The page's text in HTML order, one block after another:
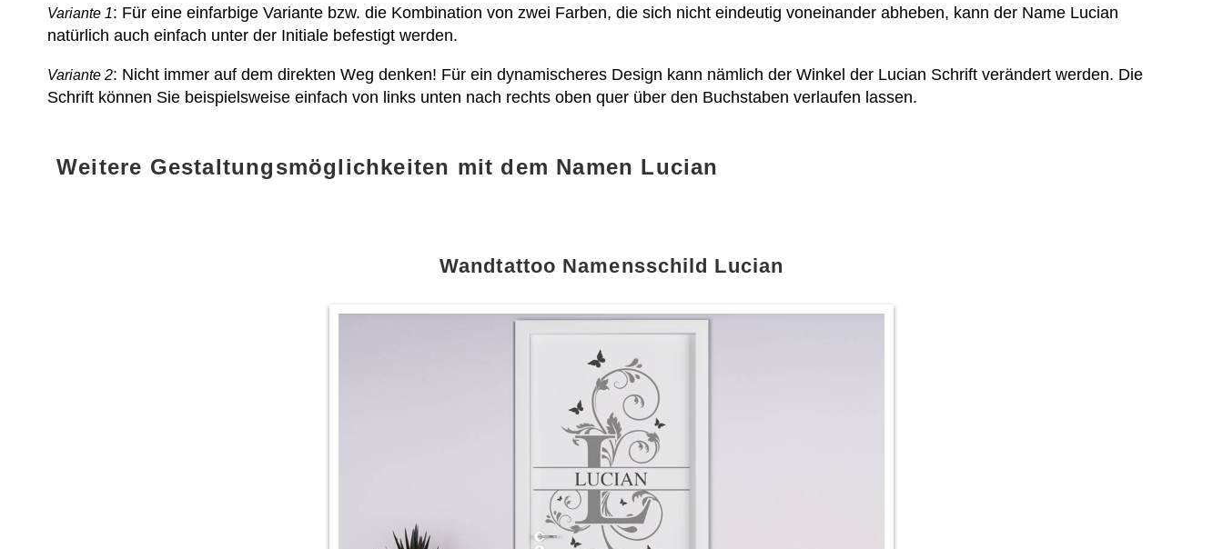
Variante 1: Für eine einfarbige Variante bzw. die Kombination von zwei Farben, die sich nicht eindeutig voneinander abheben, kann der Name Lucian
natürlich auch einfach unter der Initiale befestigt werden.
Variante 2: Nicht immer auf dem direkten Weg denken! Für ein dynamischeres Design kann nämlich der Winkel der Lucian Schrift verändert werden. Die
Schrift können Sie beispielsweise einfach von links unten nach rechts oben quer über den Buchstaben verlaufen lassen.
Weitere Gestaltungsmöglichkeiten mit dem Namen Lucian
Wandtattoo Namensschild Lucian